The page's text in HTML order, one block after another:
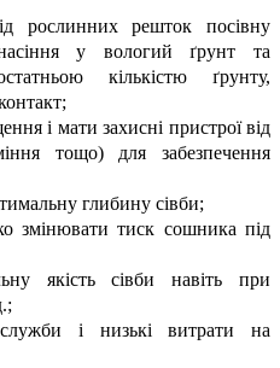
рослинних решток посівну
у вологий ґрунт та
кількістю ґрунту,
і мати захисні пристрої від
тощо) для забезпечення
глибину сівби;
змінювати тиск сошника під
якість сівби навіть при
і низькі витрати на